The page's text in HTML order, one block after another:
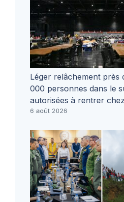
Léger relâchement près
000 personnes dans le
autorisées à rentrer
6 août 2026